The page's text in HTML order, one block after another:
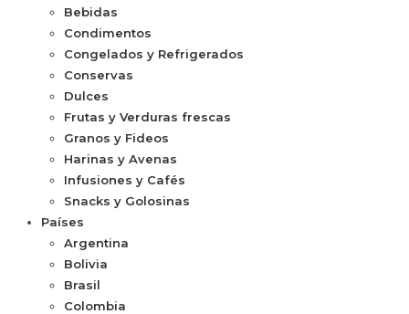
Bebidas
Condimentos
Congelados y Refrigerados
Conservas
Dulces
Frutas y Verduras frescas
Granos y Fideos
Harinas y Avenas
Infusiones y Cafés
Snacks y Golosinas
Países
Argentina
Bolivia
Brasil
Colombia